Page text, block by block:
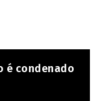
é condenado